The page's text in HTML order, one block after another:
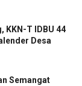
KKN-T IDBU 44
Desa
Semangat